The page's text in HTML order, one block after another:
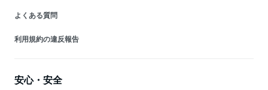
よくある質問
利用規約の違反報告
安心・安全